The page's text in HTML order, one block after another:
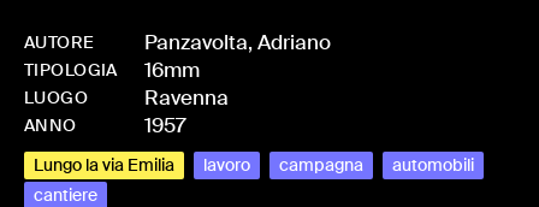
AUTORE Panzavolta, Adriano
TIPOLOGIA 16mm
LUOGO Ravenna
ANNO 1957
Lungo la via Emilia lavoro campagna
automobili
cantiere